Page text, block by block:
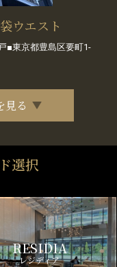
ウエスト
■東京都豊島区要町1-
見る
選択
RESIDIA
レジディア